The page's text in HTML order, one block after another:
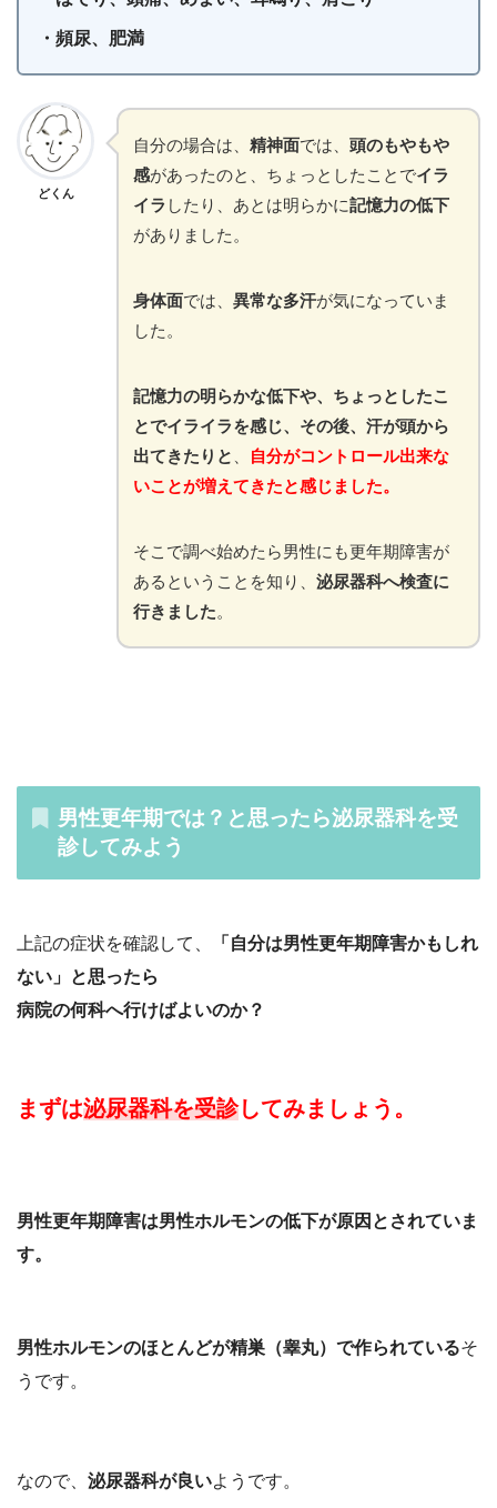
・頻尿、肥満
どくん
自分の場合は、 精神面では、 頭のもやもや
感があったのと、ちょっとしたことでイラ
イラ したり、あとは明らかに記憶力の低下
がありました。
身体面では、 異常な多汗が気になっていま
した。
記憶力の明らかな低下や、ちょっとしたこ
とでイライラを感じ、その後、汗が頭から
出てきたりと
自分がコントロール出来な
いことが増えてきたと感じました。
そこで調べ始めたら男性にも更年期障害が
あるということを知り、 泌尿器科へ検査に
行きました。
男性更年期では？と思ったら泌尿器科を受
診してみよう
上記の症状を確認して、
「自分は男性更年期障害かもしれ
ない」と思ったら
病院の何科へ行けばよいのか？
まずは泌尿器科を受診してみましょう。
男性更年期障害は男性ホルモンの低下が原因とされていま
す。
男性ホルモンのほとんどが精巣（睾丸）で作られているそ
うです。
なので、 泌尿器科が良いようです。